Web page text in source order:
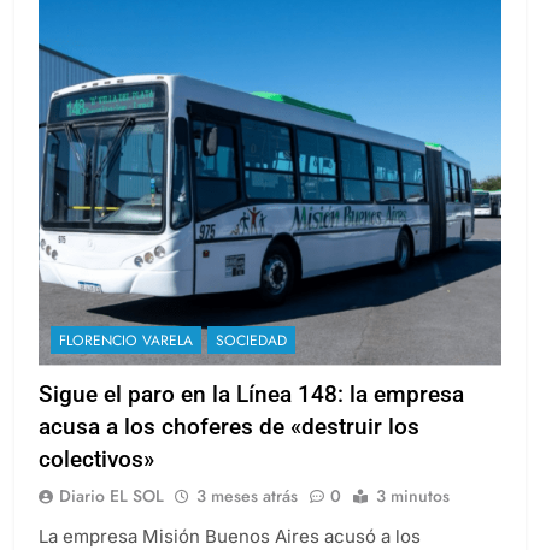
FLORENCIO VARELA SOCIEDAD
Sigue el paro en la Línea 148: la empresa
acusa a los choferes de «destruir los
colectivos»
Diario EL SOL 3 meses atrás 0 3 minutos
La empresa Misión Buenos Aires acusó a los